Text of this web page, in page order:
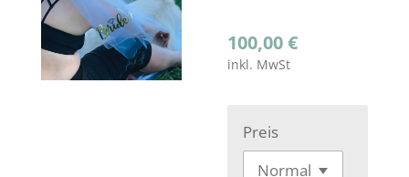
100,00 €
inkl. MwSt
Preis